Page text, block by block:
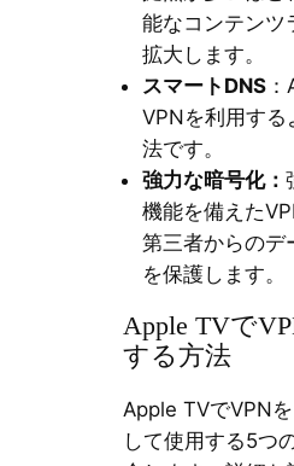
能なコンテンツ
拡大します。
スマートDNS：
VPNを利用する
法です。
強力な暗号化：
機能を備えた
第三者からのデ
を保護します。
Apple TVで
する方法
Apple TVでVPN
して使用する5つ